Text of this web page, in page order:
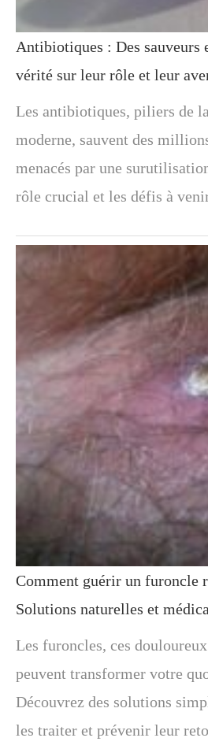
Antibiotiques : Des sauveurs
vérité sur leur rôle et leur
Les antibiotiques, piliers de
moderne, sauvent des
menacés par une
rôle crucial et les défis à
Comment guérir un furoncle
Solutions naturelles et
Les furoncles, ces
peuvent transformer votre
Découvrez des solutions
les traiter et prévenir leur